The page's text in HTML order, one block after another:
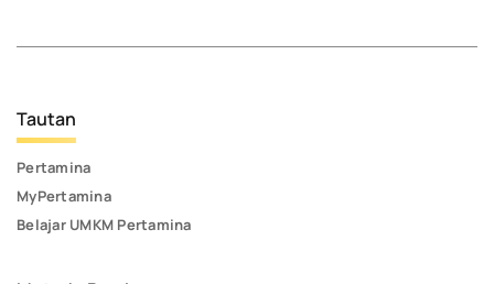
Tautan
Pertamina
MyPertamina
Belajar UMKM Pertamina